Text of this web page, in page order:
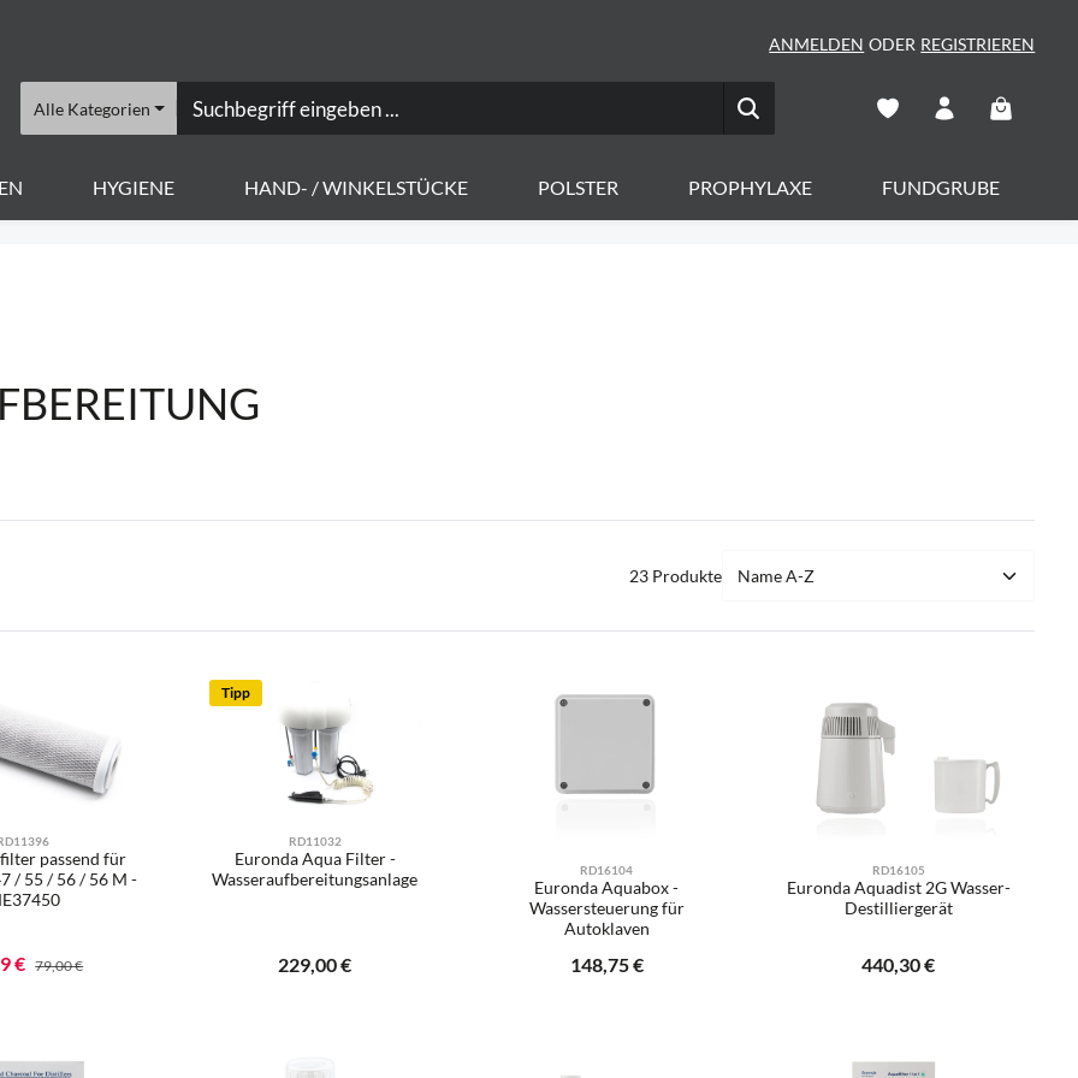
ANMELDEN ODER REGISTRIEREN
Alle Kategorien
HYGIENE HAND- / WINKELSTÜCKE POLSTER PROPHYLAXE FUNDGRUBE
23 Produkte
passend für
/ 55 / 56 / 56 M -
€ Regulärer Preis:
79,00 €
Tipp
RD11032
Euronda Aqua Filter -
Wasseraufbereitungsanlage
Regulärer Preis:
229,00 €
RD16104
Euronda Aquabox -
Wassersteuerung für
Autoklaven
Regulärer Preis:
148,75 €
RD16105
Euronda Aquadist 2G Wasser-
Destilliergerät
Regulärer Preis:
440,30 €